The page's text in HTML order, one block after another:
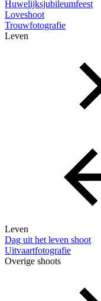
Huwelijksjubileumfeest
Loveshoot
Trouwfotografie
Leven
Leven
Dag uit het leven shoot
Uitvaartfotografie
Overige shoots